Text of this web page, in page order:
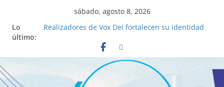
sábado, agosto 8, 2026
Lo
último:
Realizadores de Vox Dei fortalecen su identidad
La ciencia desvela los 5 secretos que tiene
fácilmente un católico para convertirse en
“Superancianos”